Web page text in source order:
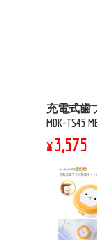
充電式歯
MDK-TS45
¥3,575